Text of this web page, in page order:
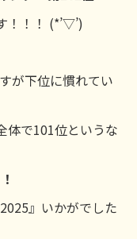
！！！ (*’▽’)
が下位に慣れてい
体で101位というな
』いかがでした